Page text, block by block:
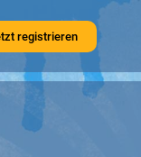
registrieren